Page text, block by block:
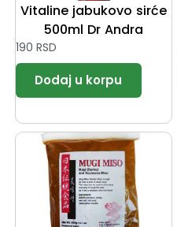
Vitaline jabukovo sirće
500ml Dr Andra
190 RSD